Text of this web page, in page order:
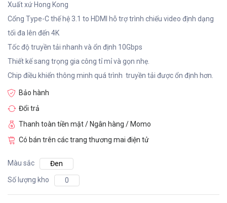
Xuất xứ Hong Kong
Cổng Type-C thế hệ 3.1 to HDMI hỗ trợ trình chiếu video định dạng
tối đa lên đến 4K
Tốc độ truyền tải nhanh và ổn định 10Gbps
Thiết kế sang trọng gia công tỉ mỉ và gọn nhẹ.
Chip điều khiển thông minh quá trình truyền tải được ổn định hơn.
Bảo hành
Đổi trả
Thanh toàn tiền mặt / Ngân hàng / Momo
Có bán trên các trang thương mai điện tử
Màu sắc
Đen
Số lượng kho
0